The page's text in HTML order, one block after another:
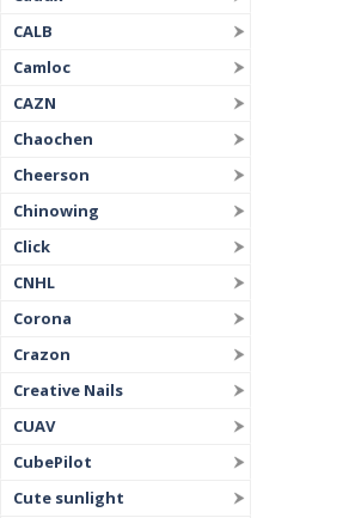
CALB
Camloc
CAZN
Chaochen
Cheerson
Chinowing
Click
CNHL
Corona
Crazon
Creative Nails
CUAV
CubePilot
Cute sunlight